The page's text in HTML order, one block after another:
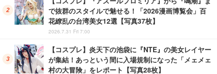
で抜群のスタイルで魅せる！「2026漫画博覧会」百
花繚乱の台湾美女12選【写真37枚】
2026.7.31 Fri 7:00
【コスプレ】炎天下の池袋に『NTE』の美女レイヤー
が集結！あっという間に入場規制になった「メェメェ
村の大冒険」をレポート【写真28枚】